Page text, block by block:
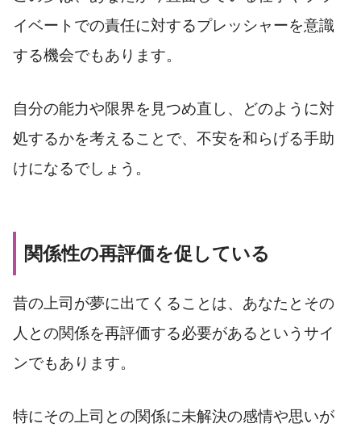
イベートでの責任に対するプレッシャーを意識
する機会でもあります。
自分の能力や限界を見つめ直し、どのように対
処するかを考えることで、不安を和らげる手助
けになるでしょう。
関係性の再評価を促している
昔の上司が夢に出てくることは、あなたとその
人との関係を再評価する必要があるというサイ
ンでもあります。
特にその上司との関係に未解決の感情や思いが